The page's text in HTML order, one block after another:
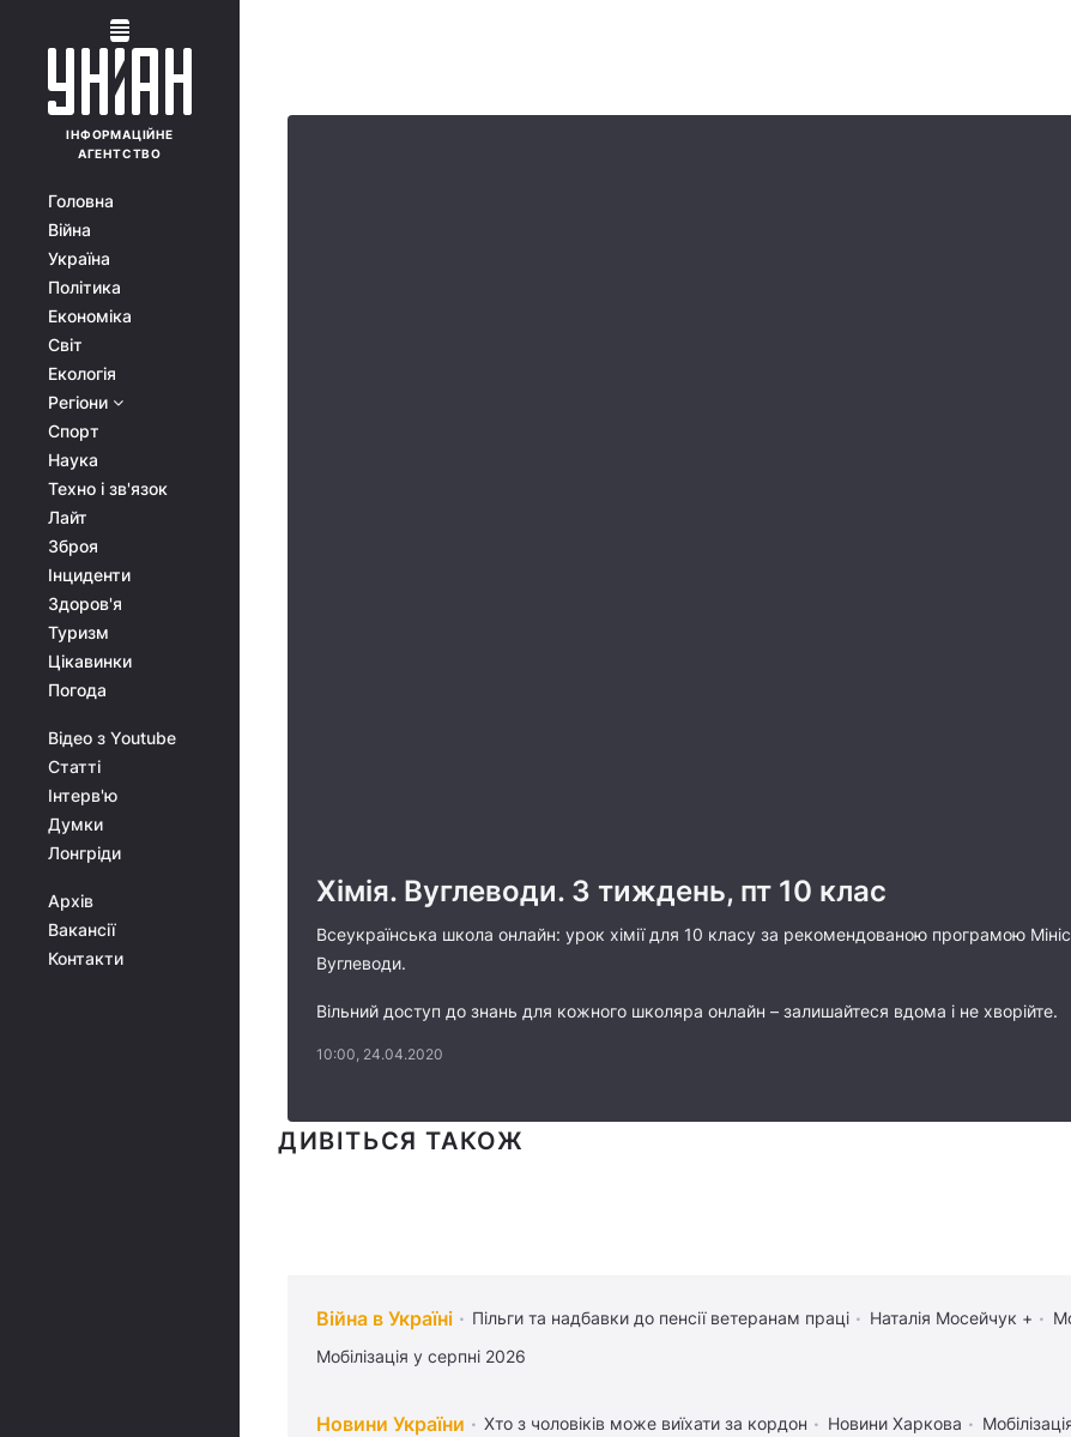
ІНФОРМАЦІЙНЕ
АГЕНТСТВО
Головна
Війна
Україна
Політика
Економіка
Світ
Екологія
Регіони
Спорт
Наука
Техно і зв'язок
Лайт
Зброя
Інциденти
Здоров'я
Туризм
Цікавинки
Погода
Відео з Youtube
Статті
Інтерв'ю
Думки
Лонгріди
Архів
Вакансії
Контакти
Хімія. Вуглеводи. 3 тиждень, пт 10 клас
Всеукраїнська школа онлайн: урок хімії для 10 класу за рекомендованою програмою
Вуглеводи.
Вільний доступ до знань для кожного школяра онлайн – залишайтеся вдома і не хворійте.
10:00, 24.04.2020
ДИВІТЬСЯ ТАКОЖ
Війна в Україні Пільги та надбавки до пенсії ветеранам праці Наталія Мосейчук +
Мобілізація у серпні 2026
Новини України Хто з чоловіків може виїхати за кордон Новини Харкова